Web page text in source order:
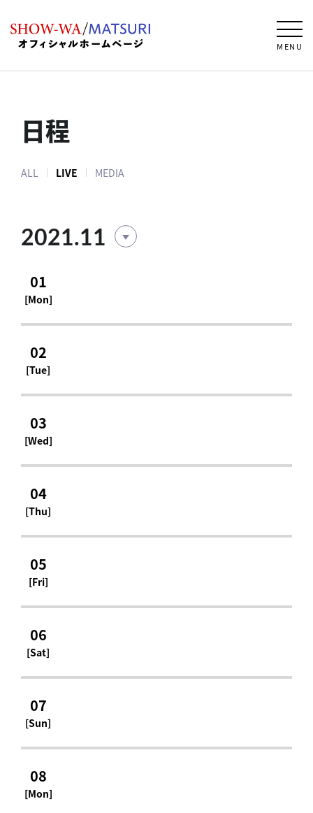
MENU
日程
ALL LIVE MEDIA
2021.11
01
[Mon]
02
[Tue]
03
[Wed]
04
[Thu]
05
[Fri]
06
[Sat]
07
[Sun]
08
[Mon]